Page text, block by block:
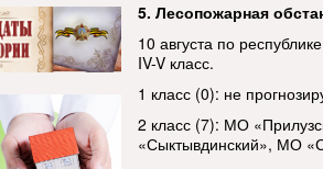
5. Лесопожарная
10 августа по
IV-V класс.
1 класс (0): не
2 класс (7): МО
«Сыктывдинский», МО